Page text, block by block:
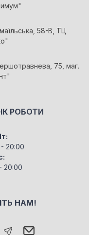
58-В, ТЦ
75, маг.
РОБОТИ
20:00
20:00
НАМ!